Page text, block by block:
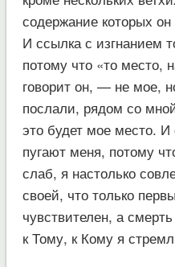
содержание которых
И ссылка с изгнанием
потому что «то место,
говорит он, — не мое,
послали, рядом со
это будет мое место.
пугают меня, потому
слаб, я настолько
своей, что только
чувствителен, а
к Тому, к Кому я